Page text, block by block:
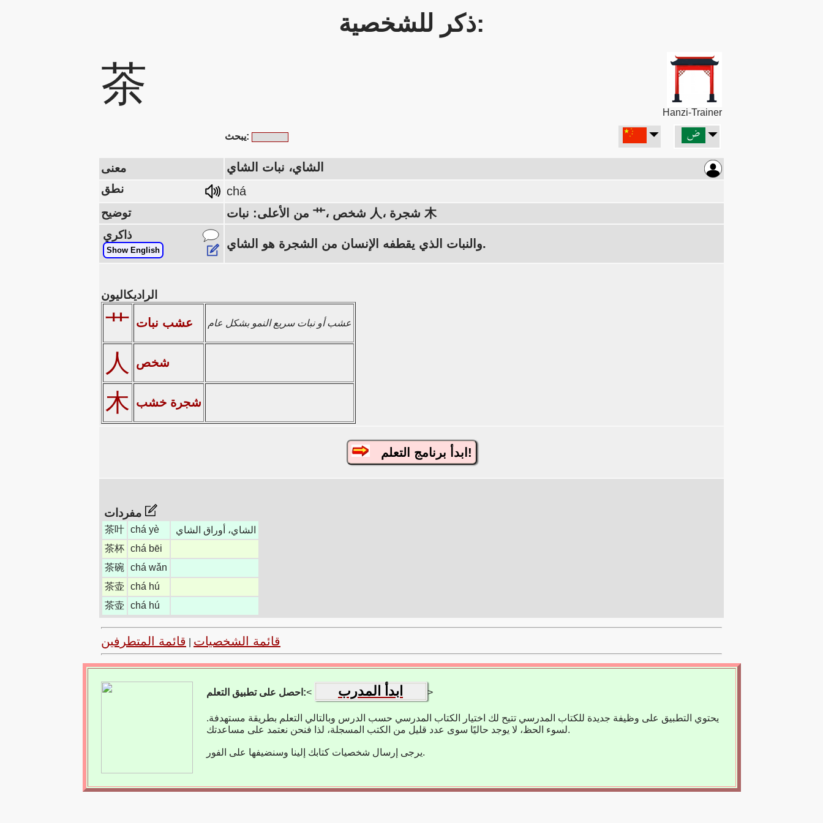
ذكر للشخصية:
茶
Hanzi-Trainer
يبحث:
معنى الشاي، نبات الشاي
نطق chá
توضيح من الأعلى: نبات 艹، شخص 人، شجرة 木
ذاكري
Show English والنبات الذي يقطفه الإنسان من الشجرة هو الشاي.
الراديكاليون
艹 عشب نبات عشب أو نبات سريع النمو بشكل عام
人 شخص
木 شجرة خشب
ابدأ برنامج التعلم!
茶叶 chá yè
الشاي، أوراق الشاي
茶杯 chá bēi
茶碗 chá wǎn
茶壶
chá hú
茶壶
chá hú
قائمة الشخصيات قائمة المتطرفين
احصل على تطبيق التعلم:< ابدأ المدرب >
يحتوي التطبيق على وظيفة جديدة للكتاب المدرسي تتيح لك اختيار الكتاب المدرسي حسب الدرس وبالتالي التعلم بطريقة مستهدفة.
لسوء الحظ، لا يوجد حاليًا سوى عدد قليل من الكتب المسجلة، لذا فنحن نعتمد على مساعدتك.
يرجى إرسال شخصيات كتابك إلينا وسنضيفها على الفور.